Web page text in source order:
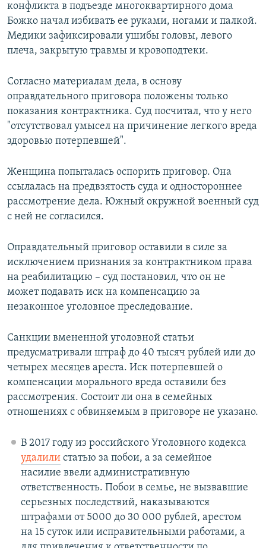
конфликта в подъезде многоквартирного дома
Божко начал избивать ее руками, ногами и палкой.
Медики зафиксировали ушибы головы, левого
плеча, закрытую травмы и кровоподтеки.
Согласно материалам дела, в основу
оправдательного приговора положены только
показания контрактника. Суд посчитал, что у него
"отсутствовал умысел на причинение легкого вреда
здоровью потерпевшей".
Женщина попыталась оспорить приговор. Она
ссылалась на предвзятость суда и одностороннее
рассмотрение дела. Южный окружной военный суд
с ней не согласился.
Оправдательный приговор оставили в силе за
исключением признания за контрактником права
на реабилитацию – суд постановил, что он не
может подавать иск на компенсацию за
незаконное уголовное преследование.
Санкции вмененной уголовной статьи
предусматривали штраф до 40 тысяч рублей или до
четырех месяцев ареста. Иск потерпевшей о
компенсации морального вреда оставили без
рассмотрения. Состоит ли она в семейных
отношениях с обвиняемым в приговоре не указано.
В 2017 году из российского Уголовного кодекса
удалилистатью за побои, а за семейное
насилие ввели административную
ответственность. Побои в семье, не вызвавшие
серьезных последствий, наказываются
штрафами от 5000 до 30 000 рублей, арестом
на 15 суток или исправительными работами, а